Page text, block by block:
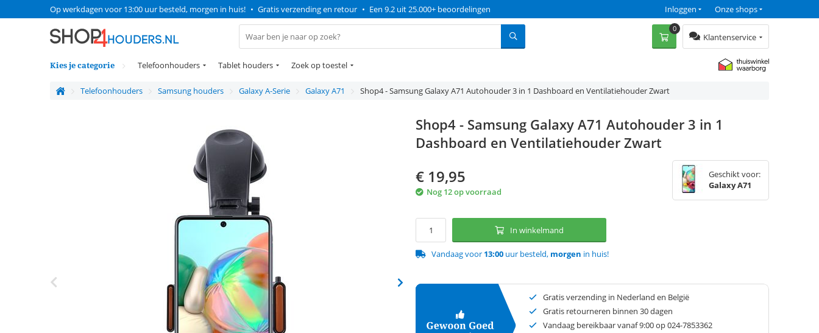
Op werkdagen voor 13:00 uur besteld, morgen in huis! • Gratis verzending en retour • Een 9.2 uit 25.000+ beoordelingen Onze shops
Inloggen
Klantenservice
0
Kies je categorie Telefoonhouders Tablet houders Zoek op toestel
Telefoonhouders Samsung houders Galaxy A-Serie Galaxy A71 Shop4 - Samsung Galaxy A71 Autohouder 3 in 1 Dashboard en Ventilatiehouder Zwart
Shop4 - Samsung Galaxy A71 Autohouder 3 in 1
Dashboard en Ventilatiehouder Zwart
€ 19,95
Nog 12 op voorraad
Geschikt voor:
Galaxy A71
In winkelmand
Vandaag voor 13:00 uur besteld, morgen in huis!
Gratis verzending in Nederland en België
Gratis retourneren binnen 30 dagen
Vandaag bereikbaar vanaf 9:00 op 024-7853362